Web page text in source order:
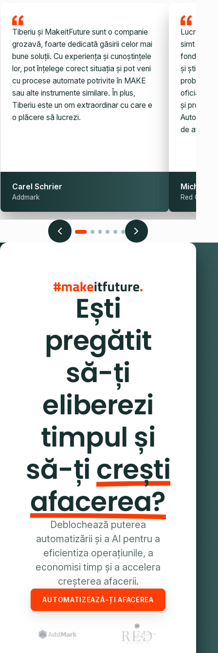
Tiberiu și MakeitFuture sunt o companie
grozavă, foarte dedicată găsirii celor mai
bune soluții. Cu experiența și cunoștințele
lor, pot înțelege corect situația și pot veni
cu procese automate potrivite în MAKE
sau alte instrumente similare. În plus,
Tiberiu este un om extraordinar cu care e
o plăcere să lucrezi.
Carel Schrier
Addmark
Lucrez cu
simt
și știu ce
probleme,
oficială
și
de afaceri.
Michaela
Red Club
Ești
pregătit
să-ți
eliberezi
timpul și
să-țicrești
afacerea?
Deblochează puterea
automatizării și a AI pentru a
eficientiza operațiunile, a
economisi timp și a accelera
creșterea afacerii.
AUTOMATIZEAZĂ-ȚI AFACEREA